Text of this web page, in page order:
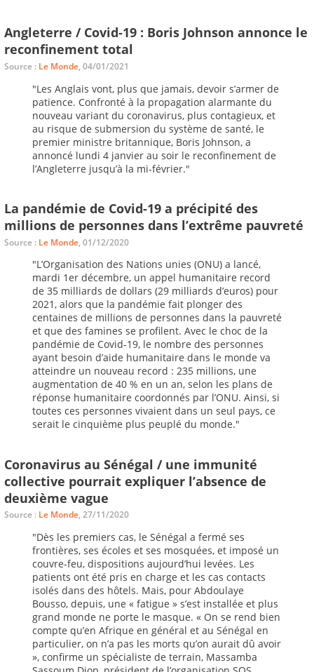
Angleterre / Covid-19 : Boris Johnson annonce le
reconfinement total
Source : Le Monde, 04/01/2021
"Les Anglais vont, plus que jamais, devoir s’armer de
patience. Confronté à la propagation alarmante du
nouveau variant du coronavirus, plus contagieux, et
au risque de submersion du système de santé, le
premier ministre britannique, Boris Johnson, a
annoncé lundi 4 janvier au soir le reconfinement de
l’Angleterre jusqu’à la mi-février."
La pandémie de Covid-19 a précipité des
millions de personnes dans l’extrême pauvreté
Source : Le Monde, 01/12/2020
"L’Organisation des Nations unies (ONU) a lancé,
mardi 1er décembre, un appel humanitaire record
de 35 milliards de dollars (29 milliards d’euros) pour
2021, alors que la pandémie fait plonger des
centaines de millions de personnes dans la pauvreté
et que des famines se profilent. Avec le choc de la
pandémie de Covid-19, le nombre des personnes
ayant besoin d’aide humanitaire dans le monde va
atteindre un nouveau record : 235 millions, une
augmentation de 40 % en un an, selon les plans de
réponse humanitaire coordonnés par l’ONU. Ainsi, si
toutes ces personnes vivaient dans un seul pays, ce
serait le cinquième plus peuplé du monde."
Coronavirus au Sénégal / une immunité
collective pourrait expliquer l’absence de
deuxième vague
Source : Le Monde, 27/11/2020
"Dès les premiers cas, le Sénégal a fermé ses
frontières, ses écoles et ses mosquées, et imposé un
couvre-feu, dispositions aujourd’hui levées. Les
patients ont été pris en charge et les cas contacts
isolés dans des hôtels. Mais, pour Abdoulaye
Bousso, depuis, une « fatigue » s’est installée et plus
grand monde ne porte le masque. « On se rend bien
compte qu’en Afrique en général et au Sénégal en
particulier, on n’a pas les morts qu’on aurait dû avoir
», confirme un spécialiste de terrain, Massamba